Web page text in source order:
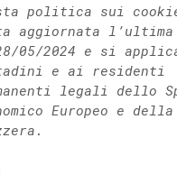
politica sui
aggiornata
05/2024 e si
e ai residenti
legali dello
Europeo e della